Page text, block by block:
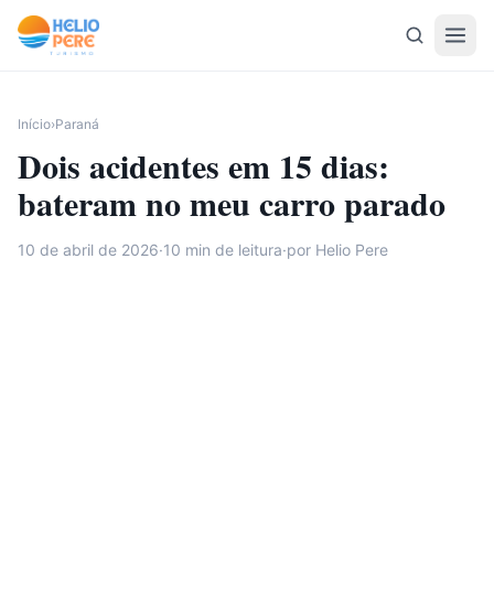
Pular para o conteúdo
Início›Paraná
Dois acidentes em 15 dias:
bateram no meu carro parado
10 de abril de 2026·10 min de leitura·por Helio Pere